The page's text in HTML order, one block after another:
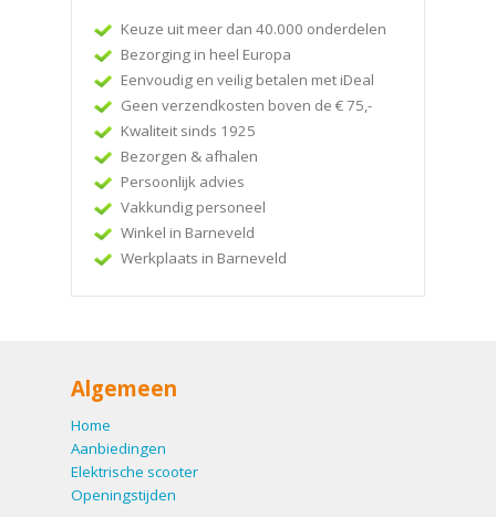
Keuze uit meer dan 40.000 onderdelen
Bezorging in heel Europa
Eenvoudig en veilig betalen met iDeal
Geen verzendkosten boven de € 75,-
Kwaliteit sinds 1925
Bezorgen & afhalen
Persoonlijk advies
Vakkundig personeel
Winkel in Barneveld
Werkplaats in Barneveld
Algemeen
Home
Aanbiedingen
Elektrische scooter
Openingstijden